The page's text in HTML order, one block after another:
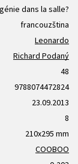
dans la salle?
francouzština
Leonardo
Richard Podaný
48
9788074472824
23.09.2013
8
210x295 mm
COOBOO